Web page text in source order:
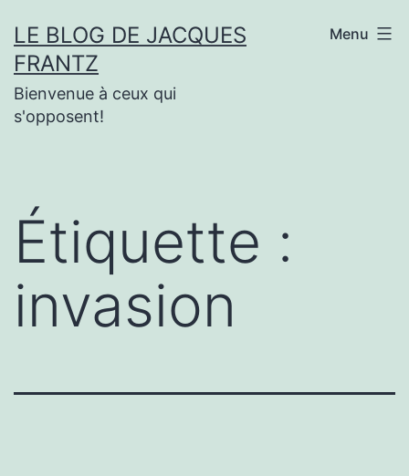
au
contenu
LE BLOG DE JACQUES
FRANTZ
Bienvenue à ceux qui
s'opposent!
Menu
Étiquette :
invasion